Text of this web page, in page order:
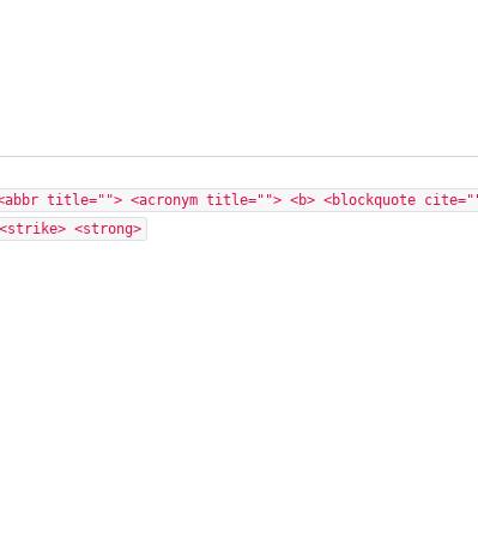
title=""> <acronym title=""> <b> <blockquote
<strong>